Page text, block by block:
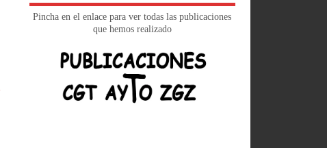
Pincha en el enlace para ver todas las publicaciones
que hemos realizado